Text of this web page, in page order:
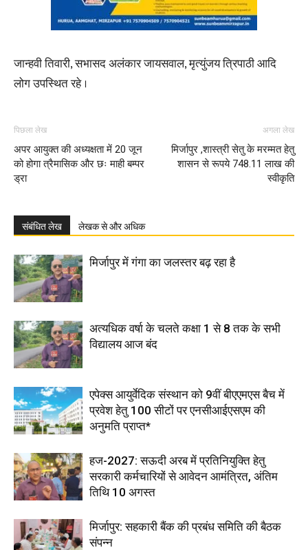
जान्हवी तिवारी, सभासद अलंकार जायसवाल, मृत्युंजय त्रिपाठी आदि
लोग उपस्थित रहे ।
पिछला लेख
अपर आयुक्त की अध्यक्षता में 20 जून
को होगा त्रैमासिक और छः माही बम्पर
ड्रा
अगला लेख
मिर्जापुर ,शास्त्री सेतु के मरम्मत हेतु
शासन से रूपये 748.11 लाख की
स्वीकृति
संबंधित लेख लेखक से और अधिक
मिर्जापुर में गंगा का जलस्तर बढ़ रहा है
अत्यधिक वर्षा के चलते कक्षा 1 से 8 तक के सभी
विद्यालय आज बंद
एपेक्स आयुर्वेदिक संस्थान को 9वीं बीएएमएस बैच में
प्रवेश हेतु 100 सीटों पर एनसीआईएसएम की
अनुमति प्राप्त*
हज-2027: सऊदी अरब में प्रतिनियुक्ति हेतु
सरकारी कर्मचारियों से आवेदन आमंत्रित, अंतिम
तिथि 10 अगस्त
मिर्जापुर: सहकारी बैंक की प्रबंध समिति की बैठक
संपन्न